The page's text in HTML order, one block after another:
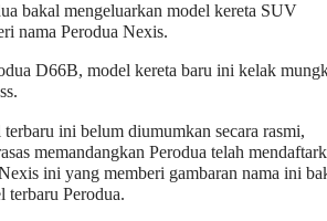
bakal mengeluarkan model kereta SUV
nama Perodua Nexis.
D66B, model kereta baru ini kelak
ini belum diumumkan secara rasmi,
memandangkan Perodua telah
ini yang memberi gambaran nama ini
terbaru Perodua.